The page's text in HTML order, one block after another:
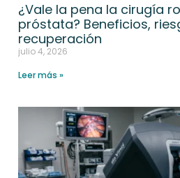
¿Vale la pena la cirugía
próstata? Beneficios,
recuperación
julio 4, 2026
Leer más »